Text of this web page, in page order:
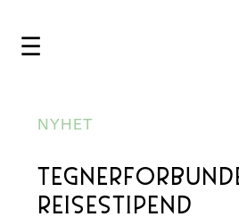
☰
NYHET
REISESTIPEND